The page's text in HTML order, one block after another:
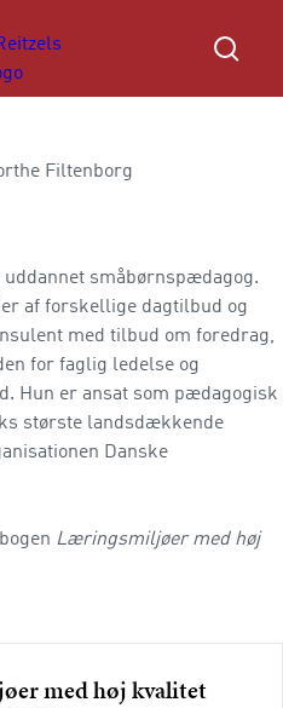
uddannet småbørnspædagog.
af forskellige dagtilbud og
med tilbud om foredrag,
for faglig ledelse og
Hun er ansat som pædagogisk
største landsdækkende
Danske
Læringsmiljøer med høj
med høj kvalitet